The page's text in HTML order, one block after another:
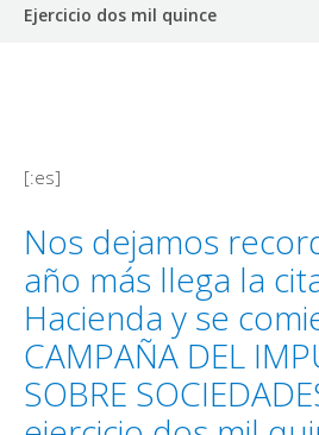
Ejercicio dos mil quince
[:es]
Nos dejamos
año más llega la
Hacienda y se
CAMPAÑA DEL
SOBRE